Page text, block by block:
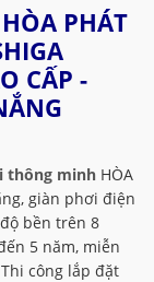
PHÁT
CẤP -
thông minh HÒA
giàn phơi điện
bền trên 8
5 năm, miễn
công lắp đặt